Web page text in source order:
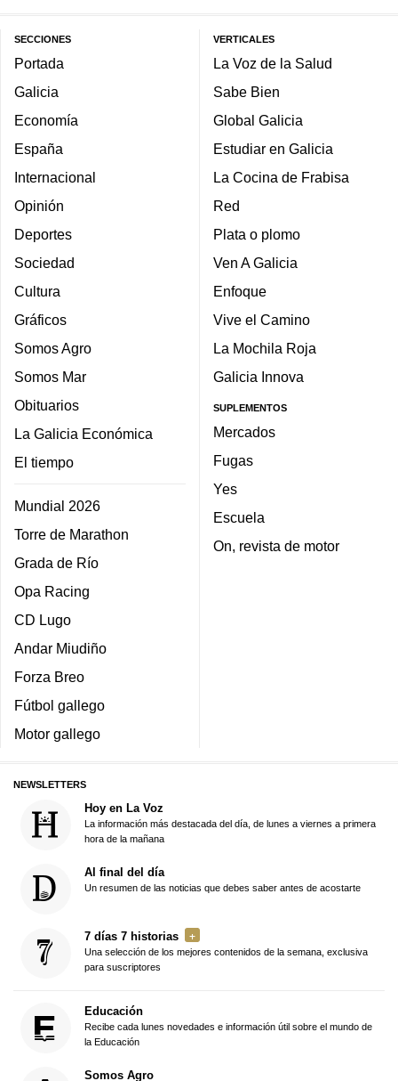
SECCIONES
Portada
Galicia
Economía
España
Internacional
Opinión
Deportes
Sociedad
Cultura
Gráficos
Somos Agro
Somos Mar
Obituarios
La Galicia Económica
El tiempo
Mundial 2026
Torre de Marathon
Grada de Río
Opa Racing
CD Lugo
Andar Miudiño
Forza Breo
Fútbol gallego
Motor gallego
VERTICALES
La Voz de la Salud
Sabe Bien
Global Galicia
Estudiar en Galicia
La Cocina de Frabisa
Red
Plata o plomo
Ven A Galicia
Enfoque
Vive el Camino
La Mochila Roja
Galicia Innova
SUPLEMENTOS
Mercados
Fugas
Yes
Escuela
On, revista de motor
NEWSLETTERS
Hoy en La Voz
La información más destacada del día, de lunes a viernes a primera
hora de la mañana
Al final del día
Un resumen de las noticias que debes saber antes de acostarte
7 días 7 historias
Una selección de los mejores contenidos de la semana, exclusiva
para suscriptores
Educación
Recibe cada lunes novedades e información útil sobre el mundo de
la Educación
Somos Agro